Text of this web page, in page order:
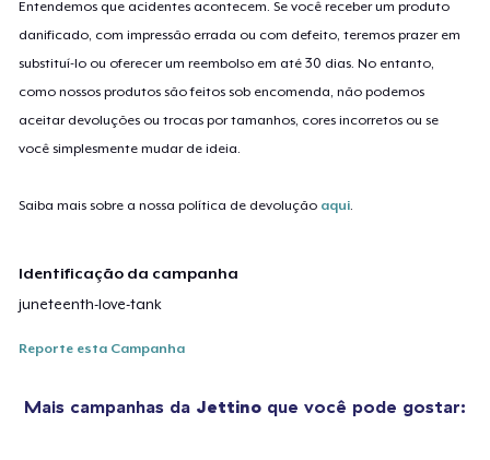
Entendemos que acidentes acontecem. Se você receber um produto
danificado, com impressão errada ou com defeito, teremos prazer em
substituí-lo ou oferecer um reembolso em até 30 dias. No entanto,
como nossos produtos são feitos sob encomenda, não podemos
aceitar devoluções ou trocas por tamanhos, cores incorretos ou se
você simplesmente mudar de ideia.
Saiba mais sobre a nossa política de devolução aqui
Identificação da campanha
juneteenth-love-tank
Reporte esta Campanha
Mais campanhas da Jettino que você pode gostar: